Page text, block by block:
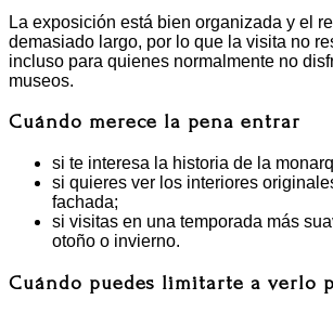
La exposición está bien organizada y el
demasiado largo, por lo que la visita no
incluso para quienes normalmente no
museos.
Cuándo merece la pena entrar
si te interesa la historia de la
si quieres ver los interiores
fachada;
si visitas en una temporada más
otoño o invierno.
Cuándo puedes limitarte a verlo